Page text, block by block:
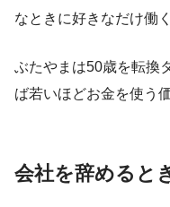
なときに好きなだけ働
ぶたやまは50歳を転換
ば若いほどお金を使う
会社を辞めると